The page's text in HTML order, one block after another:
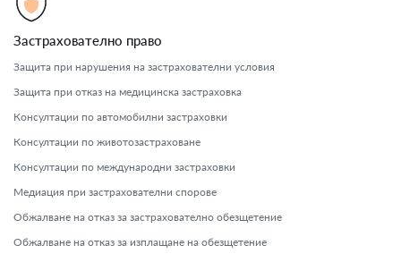
Застрахователно право
Защита при нарушения на застрахователни условия
Защита при отказ на медицинска застраховка
Консултации по автомобилни застраховки
Консултации по животозастраховане
Консултации по международни застраховки
Медиация при застрахователни спорове
Обжалване на отказ за застрахователно обезщетение
Обжалване на отказ за изплащане на обезщетение